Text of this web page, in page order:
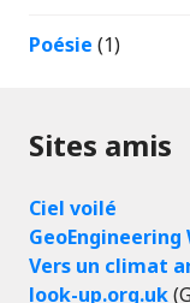
Poésie (1)
Sites amis
Ciel voilé
GeoEngineering
Vers un climat
look-up.org.uk